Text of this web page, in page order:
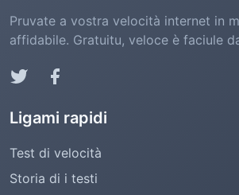
Pruvate a vostra velocità internet in
affidabile. Gratuitu, veloce è faciule
Ligami rapidi
Test di velocità
Storia di i testi